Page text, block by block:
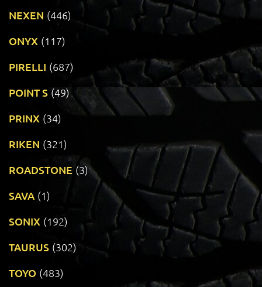
NEXEN (446)
ONYX (117)
PIRELLI (687)
POINT S (49)
PRINX (34)
RIKEN (321)
ROADSTONE (3)
SAVA (1)
SONIX (192)
TAURUS (302)
TOYO (483)